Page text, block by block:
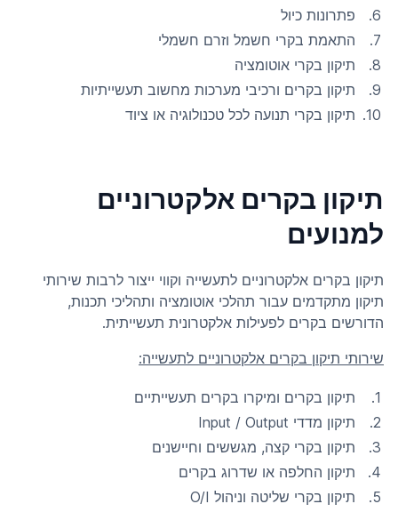
פתרונות כיול
התאמת בקרי חשמל וזרם חשמלי
תיקון בקרי אוטומציה
תיקון בקרים ורכיבי מערכות מחשוב תעשייתיות
תיקון בקרי תנועה לכל טכנולוגיה או ציוד
תיקון בקרים אלקטרוניים
למנועים
תיקון בקרים אלקטרוניים לתעשייה וקווי ייצור לרבות שירותי
תיקון מתקדמים עבור תהלכי אוטומציה ותהליכי תכנות,
הדורשים בקרים לפעילות אלקטרונית תעשייתית.
שירותי תיקון בקרים אלקטרוניים לתעשייה:
תיקון בקרים ומיקרו בקרים תעשייתיים
תיקון מדדי Input / Output
תיקון בקרי קצה, מגששים וחיישנים
תיקון החלפה או שדרוג בקרים
תיקון בקרי שליטה וניהול O/I